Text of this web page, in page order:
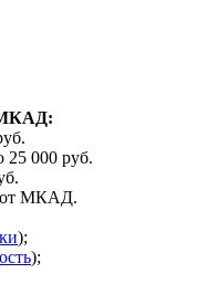
МКАД:
25 000 руб.
от МКАД.
);
);